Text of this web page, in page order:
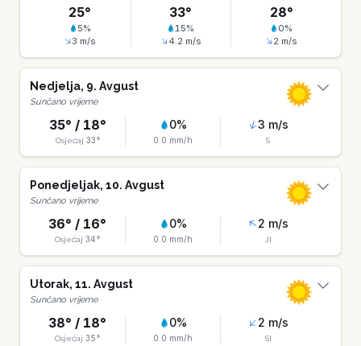
25°
5%
3 m/s
33°
15%
4.2 m/s
28°
0%
2 m/s
Nedjelja, 9. Avgust
Sunčano vrijeme
35° / 18°
Osjećaj 33°
0%
0.0 mm/h
3 m/s
S
Ponedjeljak, 10. Avgust
Sunčano vrijeme
36° / 16°
Osjećaj 34°
0%
0.0 mm/h
2 m/s
JI
Utorak, 11. Avgust
Sunčano vrijeme
38° / 18°
Osjećaj 35°
0%
0.0 mm/h
2 m/s
SI